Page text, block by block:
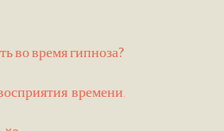
во время гипноза?
времени.